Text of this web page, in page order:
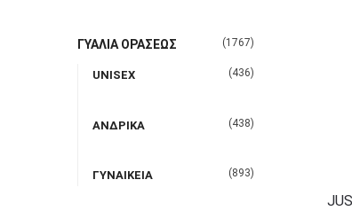
ΓΥΑΛΙΑ ΟΡΑΣΕΩΣ (1767)
UNISEX (436)
ΑΝΔΡΙΚΑ (438)
ΓΥΝΑΙΚΕΙΑ (893)